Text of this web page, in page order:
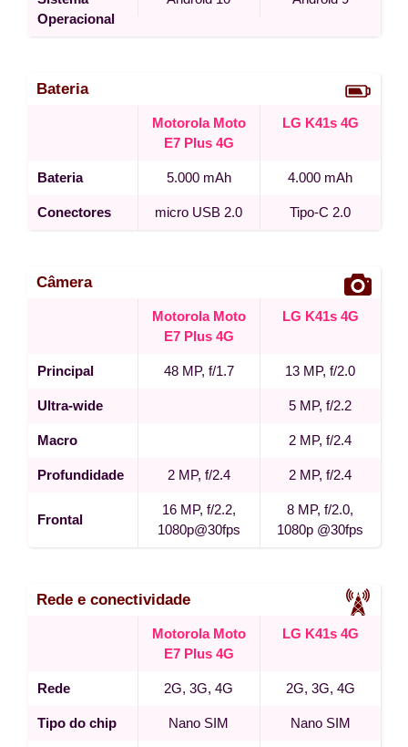
Operacional
Bateria
Motorola Moto
E7 Plus 4G
LG K41s 4G
Bateria 5.000 mAh 4.000 mAh
Conectores micro USB 2.0 Tipo-C 2.0
Câmera
Motorola Moto
E7 Plus 4G
LG K41s 4G
Principal 48 MP, f/1.7 13 MP, f/2.0
Ultra-wide 5 MP, f/2.2
Macro 2 MP, f/2.4
Profundidade 2 MP, f/2.4 2 MP, f/2.4
Frontal
16 MP, f/2.2,
1080p@30fps
8 MP, f/2.0,
1080p @30fps
Rede e conectividade
Motorola Moto
E7 Plus 4G
LG K41s 4G
Rede 2G, 3G, 4G 2G, 3G, 4G
Tipo do chip Nano SIM Nano SIM